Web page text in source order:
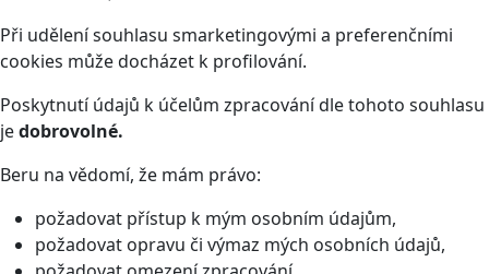
Při udělení souhlasu smarketingovými a preferenčními
cookies může docházet k profilování.
Poskytnutí údajů k účelům zpracování dle tohoto souhlasu
jedobrovolné.
Beru na vědomí, že mám právo:
požadovat přístup k mým osobním údajům,
požadovat opravu či výmaz mých osobních údajů,